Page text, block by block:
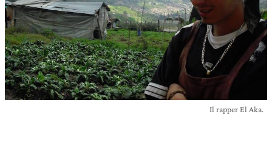
Il rapper El Aka.